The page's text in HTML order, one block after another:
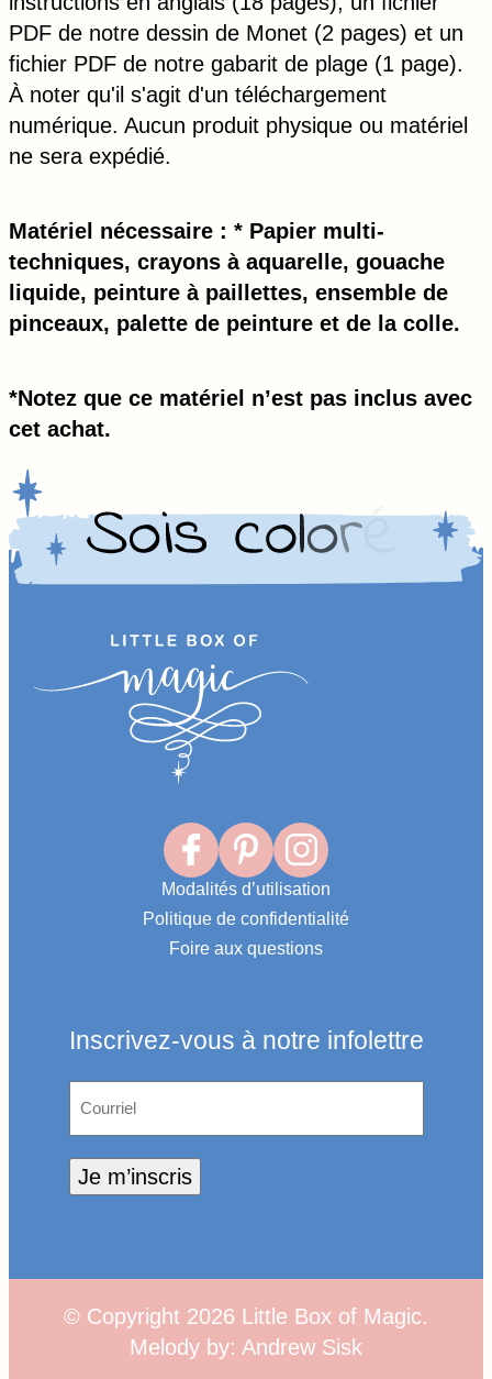
PDF de notre dessin de Monet (2 pages) et un
fichier PDF de notre gabarit de plage (1 page).
À noter qu'il s'agit d'un téléchargement
numérique. Aucun produit physique ou matériel
ne sera expédié.
Matériel nécessaire : * Papier multi-
techniques, crayons à aquarelle, gouache
liquide, peinture à paillettes, ensemble de
pinceaux, palette de peinture et de la colle.
*Notez que ce matériel n’est pas inclus avec
cet achat.
Homepage
Modalités d’utilisation
Politique de confidentialité
Foire aux questions
Inscrivez-vous à notre infolettre
Je m’inscris
© Copyright 2026 Little Box of Magic.
Melody by: Andrew Sisk